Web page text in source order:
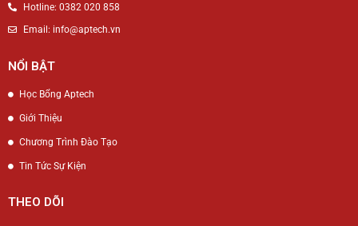
Hotline: 0382 020 858
Email: info@aptech.vn
NỔI BẬT
Học Bổng Aptech
Giới Thiệu
Chương Trình Đào Tạo
Tin Tức Sự Kiện
THEO DÕI